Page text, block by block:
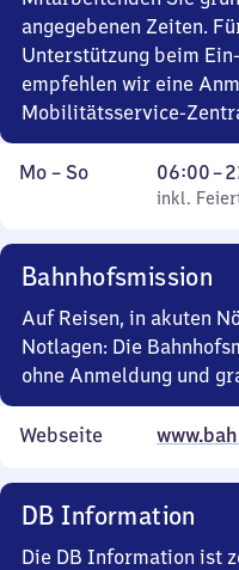
angegebenen Zeiten.
Unterstützung beim
empfehlen wir eine
Mobilitätsservice-
Montag
Mo – So,
inkl. Feiertage
06:00–
Von
6
22
Uhr
30
inkl.
Bahnhofsmission
Auf Reisen, in akuten
Notlagen: Die
ohne Anmeldung und
Webseite
DB Information
Die DB Information ist